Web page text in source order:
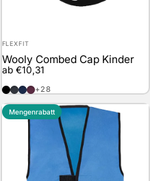
Anbieter:
FLEXFIT
Wooly Combed Cap Kinder
ab €10,31
Black
Dark Navy
Navy
Maroon
+28
Mengenrabatt